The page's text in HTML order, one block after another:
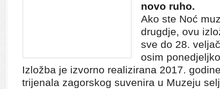
novo ruho.
Ako ste Noć
drugdje, ovu
sve do 28.
osim
Izložba je izvorno realizirana 2017.
trijenala zagorskog suvenira u Muzeju